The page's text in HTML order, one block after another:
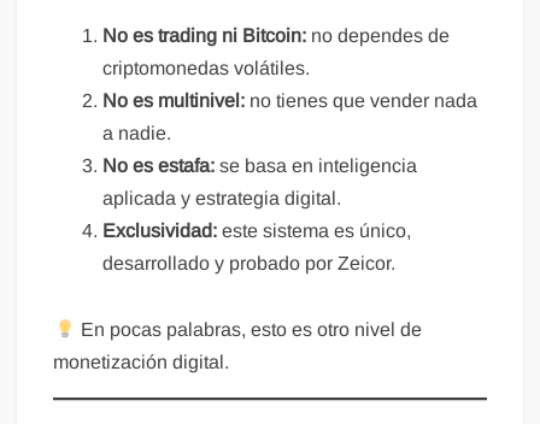
No es trading ni Bitcoin: no dependes de
criptomonedas volátiles.
No es multinivel: no tienes que vender nada
a nadie.
No es estafa: se basa en inteligencia
aplicada y estrategia digital.
Exclusividad: este sistema es único,
desarrollado y probado por Zeicor.
En pocas palabras, esto es otro nivel de
monetización digital.